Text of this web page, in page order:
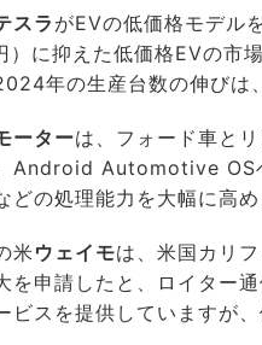
スラ がEVの低価格モデル
）に抑えた低価格EVの市
年の生産台数の伸びは
ーターは、フォード車と
Android Automotive OS
どの処理能力を大幅に高め
米 ウェイモは、米国カリ
を申請したと、ロイター
ビスを提供していますが